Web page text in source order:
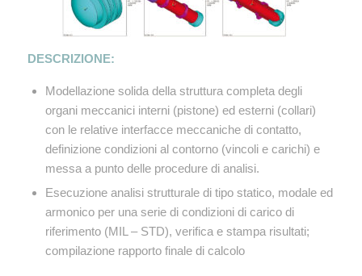
DESCRIZIONE:
Modellazione solida della struttura completa degli
organi meccanici interni (pistone) ed esterni (collari)
con le relative interfacce meccaniche di contatto,
definizione condizioni al contorno (vincoli e carichi) e
messa a punto delle procedure di analisi.
Esecuzione analisi strutturale di tipo statico, modale ed
armonico per una serie di condizioni di carico di
riferimento (MIL – STD), verifica e stampa risultati;
compilazione rapporto finale di calcolo